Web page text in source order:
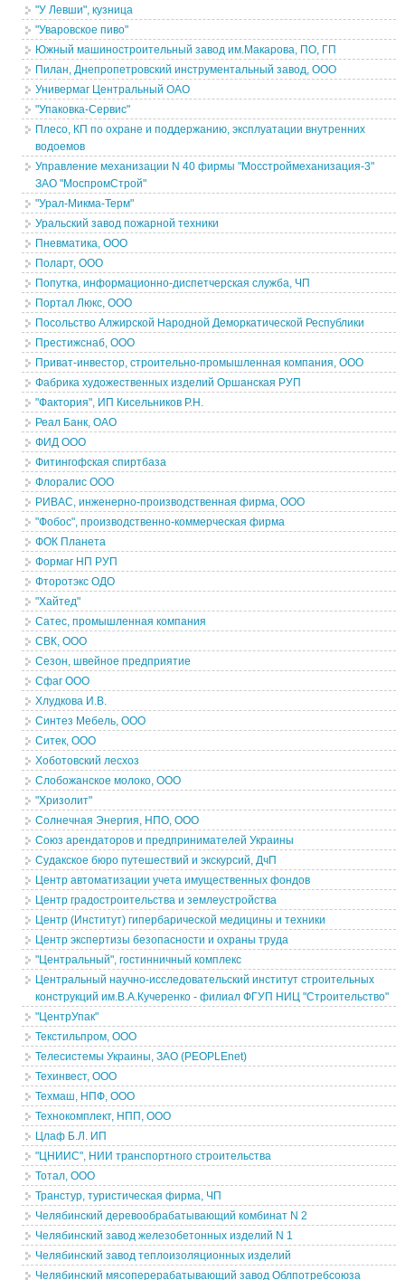
"У Левши", кузница
"Уваровское пиво"
Южный машиностроительный завод им.Макарова, ПО, ГП
Пилан, Днепропетровский инструментальный завод, ООО
Универмаг Центральный ОАО
"Упаковка-Сервис"
Плесо, КП по охране и поддержанию, эксплуатации внутренних
водоемов
Управление механизации N 40 фирмы "Мосстроймеханизация-3"
ЗАО "МоспромСтрой"
"Урал-Микма-Терм"
Уральский завод пожарной техники
Пневматика, ООО
Поларт, ООО
Попутка, информационно-диспетчерская служба, ЧП
Портал Люкс, ООО
Посольство Алжирской Народной Деморкатической Республики
Престижснаб, ООО
Приват-инвестор, строительно-промышленная компания, ООО
Фабрика художественных изделий Оршанская РУП
"Фактория", ИП Кисельников Р.Н.
Реал Банк, ОАО
ФИД ООО
Фитингофская спиртбаза
Флоралис ООО
РИВАС, инженерно-производственная фирма, ООО
"Фобос", производственно-коммерческая фирма
ФОК Планета
Формаг НП РУП
Фторотэкс ОДО
"Хайтед"
Сатес, промышленная компания
СВК, ООО
Сезон, швейное предприятие
Сфаг ООО
Хлудкова И.В.
Синтез Мебель, ООО
Ситек, ООО
Хоботовский лесхоз
Слобожанское молоко, ООО
"Хризолит"
Солнечная Энергия, НПО, ООО
Союз арендаторов и предпринимателей Украины
Судакское бюро путешествий и экскурсий, ДчП
Центр автоматизации учета имущественных фондов
Центр градостроительства и землеустройства
Центр (Институт) гипербарической медицины и техники
Центр экспертизы безопасности и охраны труда
"Центральный", гостинничный комплекс
Центральный научно-исследовательский институт cтроительных
конструкций им.В.А.Кучеренко - филиал ФГУП НИЦ "Строительство"
"ЦентрУпак"
Текстильпром, ООО
Телесистемы Украины, ЗАО (PEOPLEnet)
Техинвест, ООО
Техмаш, НПФ, ООО
Технокомплект, НПП, ООО
Цлаф Б.Л. ИП
"ЦНИИС", НИИ транспортного строительства
Тотал, ООО
Транстур, туристическая фирма, ЧП
Челябинский деревообрабатывающий комбинат N 2
Челябинский завод железобетонных изделий N 1
Челябинский завод теплоизоляционных изделий
Челябинский мясоперерабатывающий завод Облпотребсоюза